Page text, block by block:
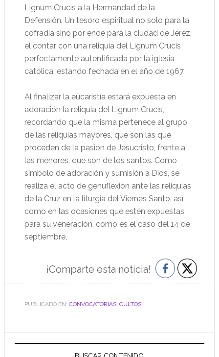
Lignum Crucis a la Hermandad de la
Defensión. Un tesoro espiritual no solo para la
cofradía sino por ende para la ciudad de Jerez,
el contar con una reliquia del Lignum Crucis
perfectamente autentificada por la iglesia
católica, estando fechada en el año de 1967.
Al finalizar la eucaristía estará expuesta en
adoración la reliquia del Lignum Crucis,
recordando que la misma pertenece al grupo
de las reliquias mayores, que son las que
proceden de la pasión de Jesucristo, frente a
las menores, que son de los santos. Como
símbolo de adoración y sumisión a Dios, se
realiza el acto de genuflexión ante las reliquias
de la Cruz en la liturgia del Viernes Santo, así
como en las ocasiones que estén expuestas
para su veneración, como es el caso del 14 de
septiembre,
¡Comparte esta noticia!
PUBLICADO EN: CONVOCATORIAS, CULTOS
Barra